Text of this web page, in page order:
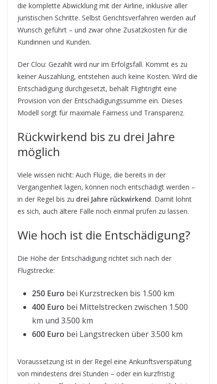
die komplette Abwicklung mit der Airline, inklusive aller
juristischen Schritte. Selbst Gerichtsverfahren werden auf
Wunsch geführt – und zwar ohne Zusatzkosten für die
Kundinnen und Kunden.
Der Clou: Gezahlt wird nur im Erfolgsfall. Kommt es zu
keiner Auszahlung, entstehen auch keine Kosten. Wird die
Entschädigung durchgesetzt, behält Flightright eine
Provision von der Entschädigungssumme ein. Dieses
Modell sorgt für maximale Fairness und Transparenz.
Rückwirkend bis zu drei Jahre
möglich
Viele wissen nicht: Auch Flüge, die bereits in der
Vergangenheit lagen, können noch entschädigt werden –
in der Regel bis zu drei Jahre rückwirkend. Damit lohnt
es sich, auch ältere Fälle noch einmal prüfen zu lassen.
Wie hoch ist die Entschädigung?
Die Höhe der Entschädigung richtet sich nach der
Flugstrecke:
250 Euro bei Kurzstrecken bis 1.500 km
400 Euro bei Mittelstrecken zwischen 1.500
km und 3.500 km
600 Euro bei Langstrecken über 3.500 km
Voraussetzung ist in der Regel eine Ankunftsverspätung
von mindestens drei Stunden – oder ein kurzfristig